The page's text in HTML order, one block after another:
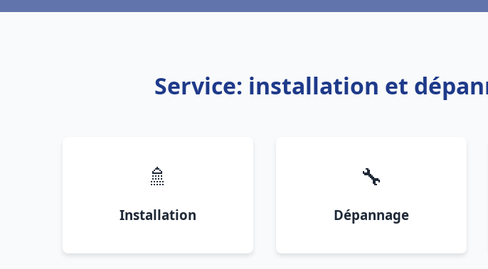
Service: installation et
🚿
Installation
🔧
Dépannage